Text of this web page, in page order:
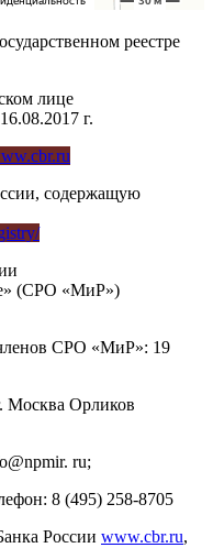
реестре
лице
г.
содержащую
(СРО «МиР»)
СРО «МиР»: 19
Москва Орликов
ru;
8 (495) 258-8705
России www.cbr.ru,